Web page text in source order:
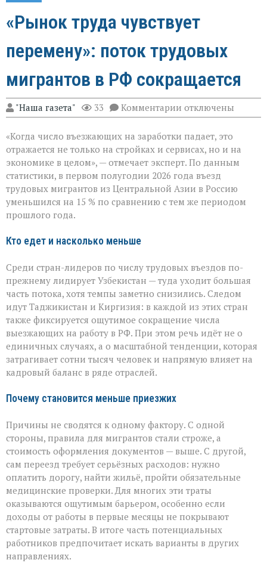
«Рынок труда чувствует
перемену»: поток трудовых
мигрантов в РФ сокращается
"Наша газета" 33 Комментарии к
записи
труда
чувствует
перемену»:
поток
трудовых
мигрантов
в
РФ
отключены
«Когда число въезжающих на заработки падает, это
отражается не только на стройках и сервисах, но и на
экономике в целом», — отмечает эксперт. По данным
статистики, в первом полугодии 2026 года въезд
трудовых мигрантов из Центральной Азии в Россию
уменьшился на 15 % по сравнению с тем же периодом
прошлого года.
Кто едет и насколько меньше
Среди стран-лидеров по числу трудовых въездов по-
прежнему лидирует Узбекистан — туда уходит большая
часть потока, хотя темпы заметно снизились. Следом
идут Таджикистан и Киргизия: в каждой из этих стран
также фиксируется ощутимое сокращение числа
выезжающих на работу в РФ. При этом речь идёт не о
единичных случаях, а о масштабной тенденции, которая
затрагивает сотни тысяч человек и напрямую влияет на
кадровый баланс в ряде отраслей.
Почему становится меньше приезжих
Причины не сводятся к одному фактору. С одной
стороны, правила для мигрантов стали строже, а
стоимость оформления документов — выше. С другой,
сам переезд требует серьёзных расходов: нужно
оплатить дорогу, найти жильё, пройти обязательные
медицинские проверки. Для многих эти траты
оказываются ощутимым барьером, особенно если
доходы от работы в первые месяцы не покрывают
стартовые затраты. В итоге часть потенциальных
работников предпочитает искать варианты в других
направлениях.